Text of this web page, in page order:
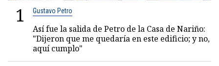
1 Gustavo Petro
Así fue la salida de Petro de la Casa de Nariño:
"Dijeron que me quedaría en este edificio; y no,
aquí cumplo"